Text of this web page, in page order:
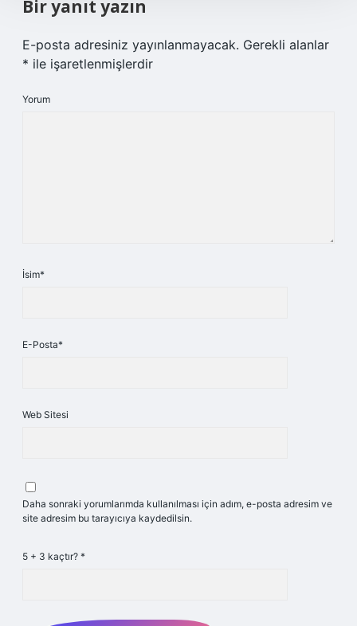
Bir yanıt yazın
E-posta adresiniz yayınlanmayacak. Gerekli alanlar
* ile işaretlenmişlerdir
Yorum
İsim*
E-Posta*
Web Sitesi
Daha sonraki yorumlarımda kullanılması için adım, e-posta adresim ve
site adresim bu tarayıcıya kaydedilsin.
5 + 3 kaçtır? *